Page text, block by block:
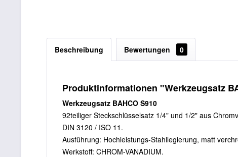
Beschreibung Bewertungen 0
Produktinformationen "Werkzeugsatz
Werkzeugsatz BAHCO S910
92teiliger Steckschlüsselsatz 1/4" und 1/2" aus
DIN 3120 / ISO 11.
Ausführung: Hochleistungs-Stahllegierung, matt
Werkstoff: CHROM-VANADIUM.